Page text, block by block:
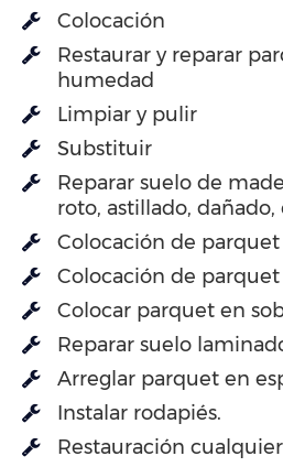
Colocación
Restaurar y reparar
humedad
Limpiar y pulir
Substituir
Reparar suelo de
roto, astillado, dañado,
Colocación de
Colocación de
Colocar parquet en
Reparar suelo
Arreglar parquet en
Instalar rodapiés.
Restauración